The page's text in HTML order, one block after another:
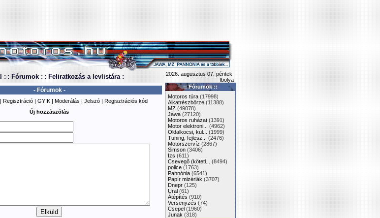
: : Fórumok : : Feliratkozás a levlistára :
2026. augusztus 07. péntek
Ibolya
- Fórumok -
| Regisztráció | GYIK | Moderálás | Jelszó | Regisztrációs kód
Új hozzászólás
:: Fórumok ::
Motoros túra (17998)
Alkatrészbörze (11388)
MZ (49078)
Jawa (27120)
Motoros ruházat (1391)
Motor elektroni...
(4962)
Oldalkocsi, kul...
(1999)
Tuning, fejlesz...
(2476)
Motorszervíz (2867)
Simson (3406)
Izs (611)
Csevegő (kötetl...
(8494)
police (1763)
Pannónia (6541)
Papír mizériák (3707)
Dnepr (125)
Ural (61)
Átépítés (910)
Versenyzés (74)
Csepel (1960)
Junak (318)